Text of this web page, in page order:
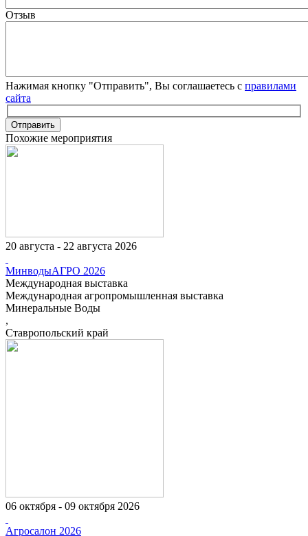
Отзыв
Нажимая кнопку "Отправить", Вы соглашаетесь с правилами
сайта
Отправить
Похожие мероприятия
20 августа - 22 августа 2026
МинводыАГРО 2026
Международная выставка
Международная агропромышленная выставка
Минеральные Воды
,
Ставропольский край
06 октября - 09 октября 2026
Агросалон 2026